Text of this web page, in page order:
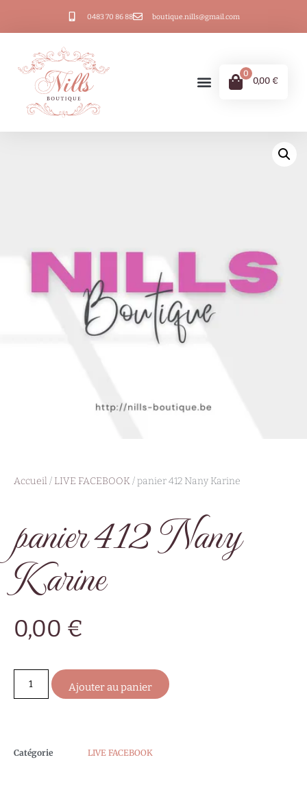
0483 70 86 88 boutique.nills@gmail.com
0
0,00 €
Accueil/ LIVE FACEBOOK/ panier 412 Nany Karine
panier 412 Nany
Karine
0,00 €
Ajouter au panier
Catégorie LIVE FACEBOOK